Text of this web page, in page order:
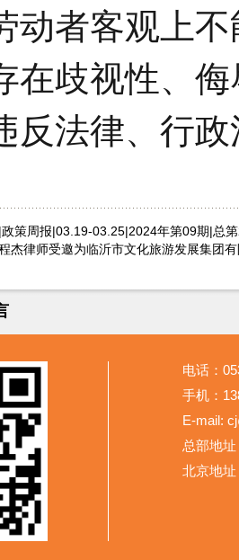
动者客观上
歧视性、侮
反法律、行
策周报|03.19-03.25|2024年第09期|总
杰律师受邀为临沂市文化旅游发展集团
电话：
手机：
E-mail:
总部地
北京地